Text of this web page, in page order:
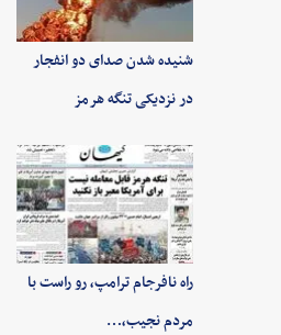
شنیده شدن صدای دو انفجار
در نزدیکی تنگه هرمز
راه نافرجام ترامپ، رو راست با
مردم نجیب،…